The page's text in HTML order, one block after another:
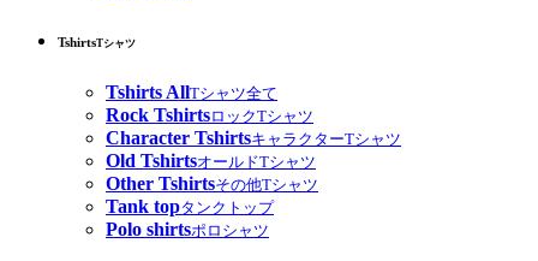
TshirtsTシャツ
Tshirts AllTシャツ全て
Rock TshirtsロックTシャツ
Character TshirtsキャラクターTシャツ
Old TshirtsオールドTシャツ
Other Tshirtsその他Tシャツ
Tank topタンクトップ
Polo shirtsポロシャツ